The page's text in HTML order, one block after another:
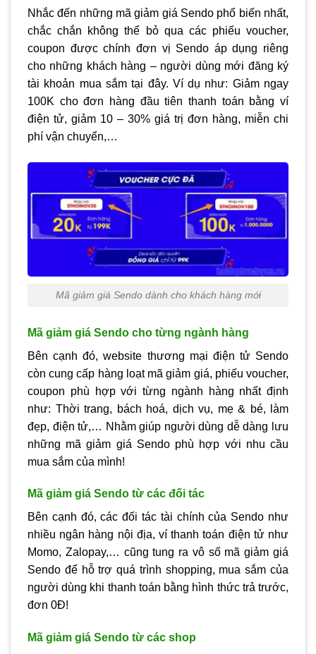
Nhắc đến những mã giảm giá Sendo phổ biến nhất,
chắc chắn không thể bỏ qua các phiếu voucher,
coupon được chính đơn vị Sendo áp dụng riêng
cho những khách hàng – người dùng mới đăng ký
tài khoản mua sắm tại đây. Ví dụ như: Giảm ngay
100K cho đơn hàng đầu tiên thanh toán bằng ví
điện tử, giảm 10 – 30% giá trị đơn hàng, miễn chi
phí vận chuyển,…
Mã giảm giá Sendo dành cho khách hàng mới
Mã giảm giá Sendo cho từng ngành hàng
Bên cạnh đó, website thương mại điện tử Sendo
còn cung cấp hàng loạt mã giảm giá, phiếu voucher,
coupon phù hợp với từng ngành hàng nhất định
như: Thời trang, bách hoá, dịch vụ, mẹ & bé, làm
đẹp, điện tử,… Nhằm giúp người dùng dễ dàng lưu
những mã giảm giá Sendo phù hợp với nhu cầu
mua sắm của mình!
Mã giảm giá Sendo từ các đối tác
Bên cạnh đó, các đối tác tài chính của Sendo như
nhiều ngân hàng nội địa, ví thanh toán điện tử như
Momo, Zalopay,… cũng tung ra vô số mã giảm giá
Sendo để hỗ trợ quá trình shopping, mua sắm của
người dùng khi thanh toán bằng hình thức trả trước,
đơn 0Đ!
Mã giảm giá Sendo từ các shop